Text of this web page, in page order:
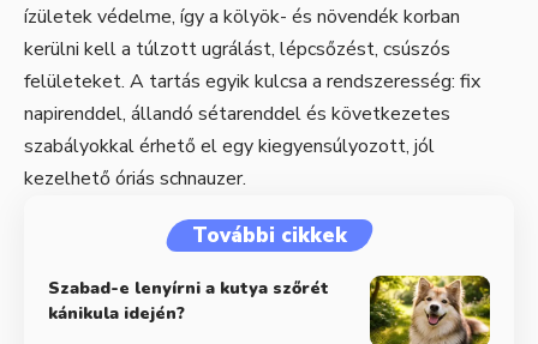
ízületek védelme, így a kölyök- és növendék korban
kerülni kell a túlzott ugrálást, lépcsőzést, csúszós
felületeket. A tartás egyik kulcsa a rendszeresség: fix
napirenddel, állandó sétarenddel és következetes
szabályokkal érhető el egy kiegyensúlyozott, jól
kezelhető óriás schnauzer.
További cikkek
Szabad-e lenyírni a kutya szőrét
kánikula idején?